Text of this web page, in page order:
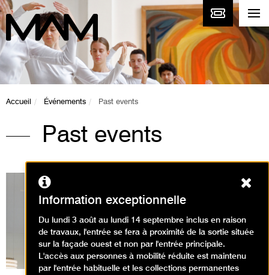
Accueil Événements Past events
Past events
Expositions en cours
Information exceptionnelle
Du lundi 3 août au lundi 14 septembre inclus en raison
de travaux, l'entrée se fera à proximité de la sortie située
sur la façade ouest et non par l'entrée principale.
L'accès aux personnes à mobilité réduite est maintenu
par l'entrée habituelle et les collections permanentes